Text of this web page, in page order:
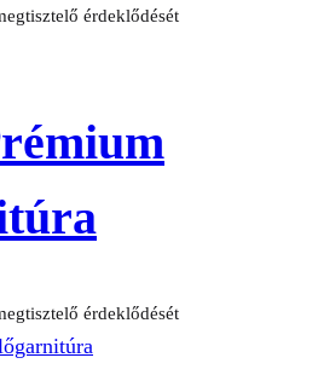
érdeklődését
érdeklődését